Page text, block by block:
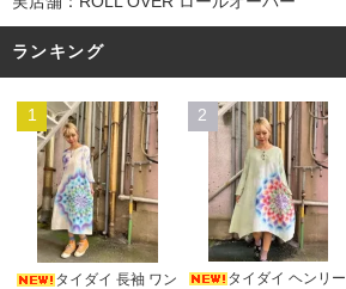
ランキング
1
タイダイ 長袖 ワン
2
タイダイ ヘンリー